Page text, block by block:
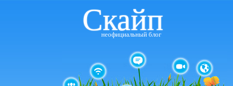
Скайп
неофициальный блог